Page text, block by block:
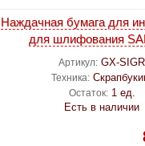
Наждачная бумага для
для шлифования
Артикул: GX-SIGR
Техника:
Остаток: 1 ед.
Есть в наличии